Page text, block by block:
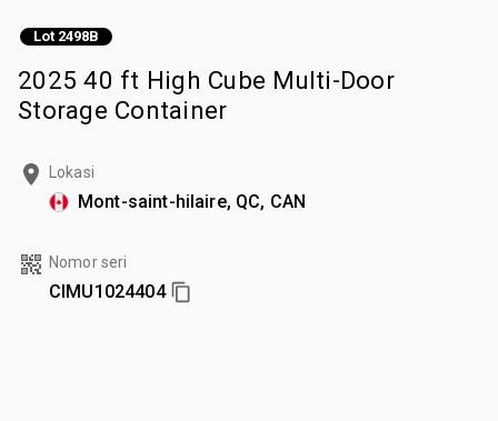
Lot 2498B
2025 40 ft High Cube Multi-Door
Storage Container
Lokasi
Mont-saint-hilaire, QC, CAN
Nomor seri
CIMU1024404